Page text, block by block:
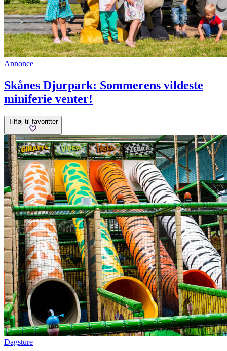
Annonce
Skånes Djurpark: Sommerens vildeste
miniferie venter!
Tilføj til favoritter
Dagsture